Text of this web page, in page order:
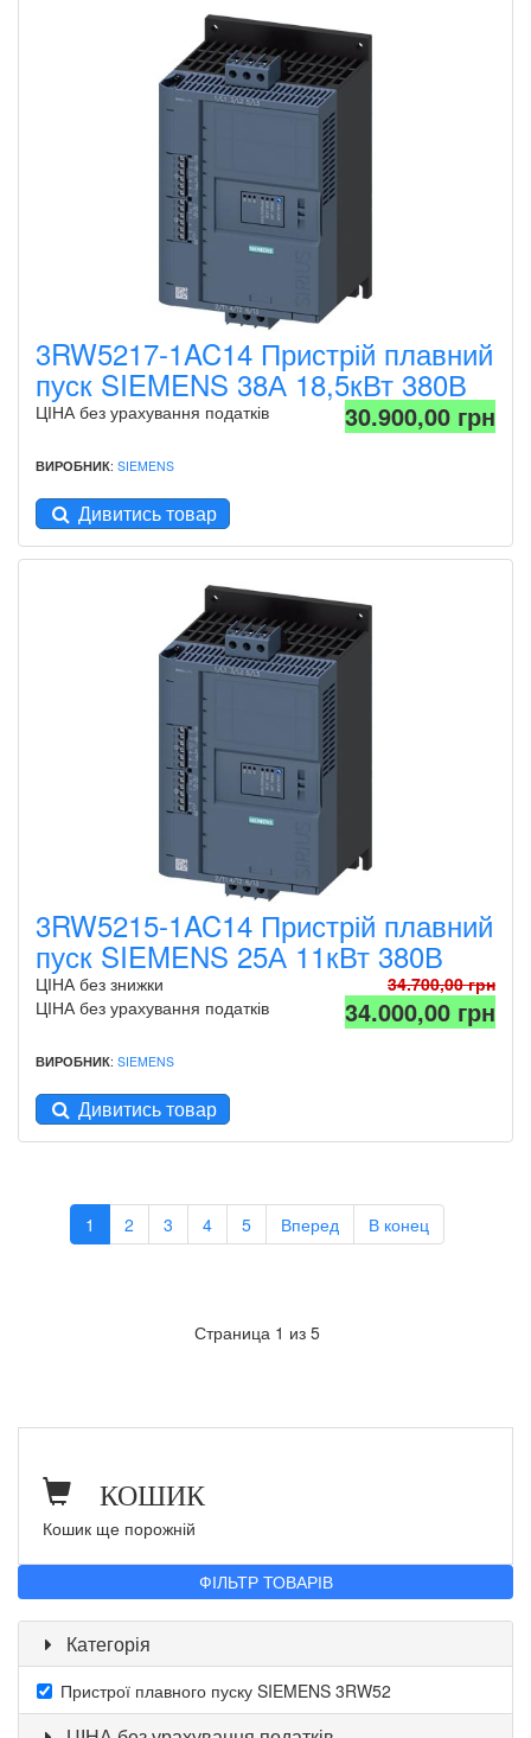
3RW5217-1AC14 Пристрій плавний
пуск SIEMENS 38А 18,5кВт 380В
ЦІНА без урахування податків 30.900,00 грн
ВИРОБНИК: SIEMENS
Дивитись товар
3RW5215-1AC14 Пристрій плавний
пуск SIEMENS 25А 11кВт 380В
ЦІНА без знижки
34.700,00 грн
ЦІНА без урахування податків
34.000,00 грн
ВИРОБНИК: SIEMENS
Дивитись товар
1 2 3 4 5 Вперед В конец
Страница 1 из 5
КОШИК
Кошик ще порожній
ФІЛЬТР ТОВАРІВ
Категорія
Пристрої плавного пуску SIEMENS 3RW52